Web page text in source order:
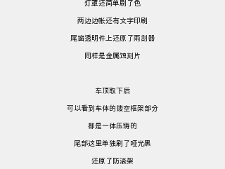
灯罩还简单刷了色
两边边帐还有文字印刷
尾窗透明件上还原了雨刮器
同样是金属蚀刻片
车顶取下后
可以看到车体的镂空框架部分
都是一体压铸的
尾部这里单独刷了哑光黑
还原了防滚架